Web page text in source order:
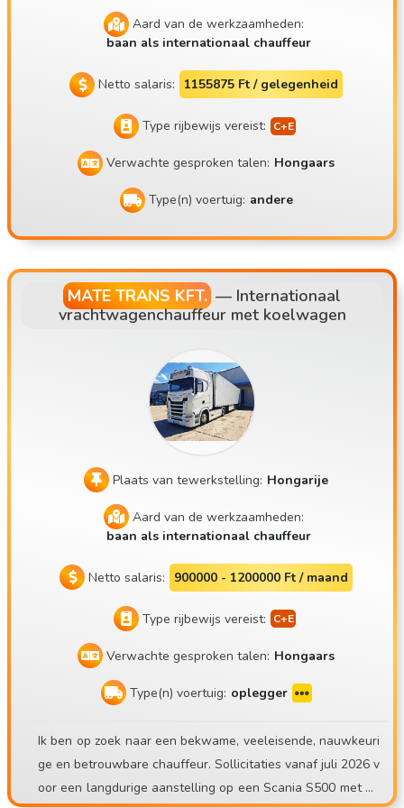
Aard van de werkzaamheden:
baan als internationaal chauffeur
Netto salaris: 1155875 Ft / gelegenheid
Type rijbewijs vereist:
Verwachte gesproken talen: Hongaars
Type(n) voertuig: andere
MATE TRANS KFT. — Internationaal
vrachtwagenchauffeur met koelwagen
Plaats van tewerkstelling: Hongarije
Aard van de werkzaamheden:
baan als internationaal chauffeur
Netto salaris: 900000 - 1200000 Ft / maand
Type rijbewijs vereist:
Verwachte gesproken talen: Hongaars
Type(n) voertuig: oplegger
Ik ben op zoek naar een bekwame, veeleisende, nauwkeuri
ge en betrouwbare chauffeur. Sollicitaties vanaf juli 2026 v
oor een langdurige aanstelling op een Scania S500 met ee